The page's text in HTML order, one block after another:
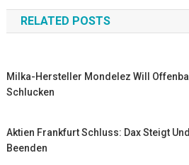
RELATED POSTS
Milka-Hersteller Mondelez Will
Schlucken
Aktien Frankfurt Schluss: Dax Steigt
Beenden